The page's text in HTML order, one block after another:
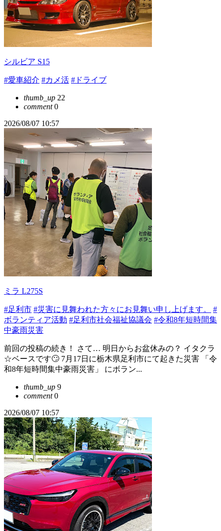
シルビア S15
#愛車紹介 #カメ活 #ドライブ
thumb_up 22
comment0
2026/08/07 10:57
ミラ L275S
#足利市 #災害に見舞われた方々にお見舞い申し上げます。
#
ボランティア活動 #足利市社会福祉協議会 #令和8年短時間集
中豪雨災害
前回の投稿の続き！ さて… 明日からお盆休みの？ イタクラ
☆ベースです🙄 7月17日に栃木県足利市にて起きた災害 「令
和8年短時間集中豪雨災害」 にボラン...
thumb_up 9
comment0
2026/08/07 10:57